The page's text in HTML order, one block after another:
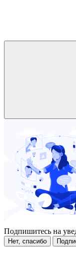
Подпишитесь на
Нет, спасибо